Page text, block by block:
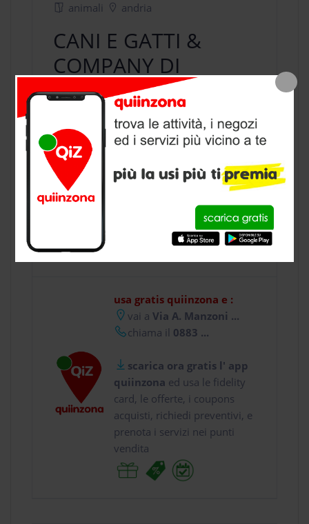
animali andria
CANI E GATTI &
COMPANY DI
NEVOLA G.
negozio animalia Andria, provincia
di Barletta Andria Trani
CONTATTI
usa gratis quiinzona e :
vai aVia A. Manzoni ...
chiama il 0883 ...
scarica ora gratis l' app
quiinzona ed usa le fidelity
card, le offerte, i coupons
acquisti, richiedi preventivi, e
prenota i servizi nei punti
vendita